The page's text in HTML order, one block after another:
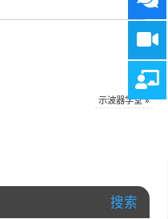
示波器学堂»
搜索